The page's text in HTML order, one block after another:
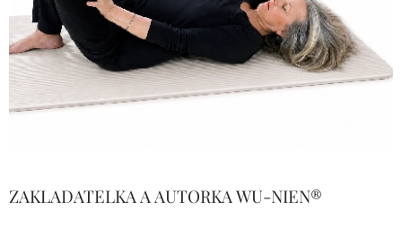
ZAKLADATELKA A AUTORKA WU-NIEN®